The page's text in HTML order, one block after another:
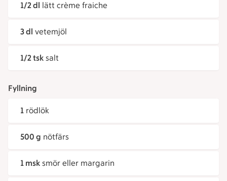
1/2 dl lätt crème fraiche
3 dl vetemjöl
1/2 tsk salt
Fyllning
1 rödlök
500 g nötfärs
1 msk smör eller margarin